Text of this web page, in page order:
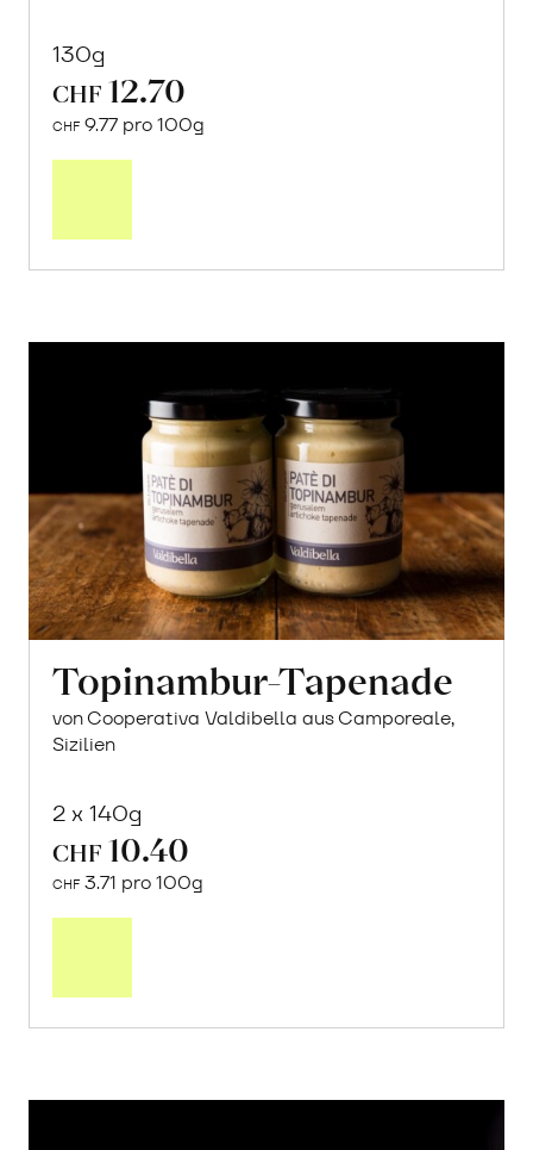
130g
CHF 12.70
CHF 9.77 pro 100g
Topinambur-Tapenade
von Cooperativa Valdibella aus Camporeale,
Sizilien
2 x 140g
CHF 10.40
CHF 3.71 pro 100g